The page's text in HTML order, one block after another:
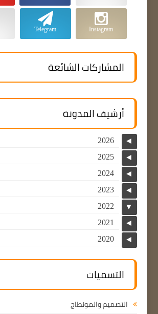
Instagram
Telegram
المشاركات الشائعة
أرشيف المدونة
◄
2026
◄
2025
◄
2024
◄
2023
▼
2022
◄
2021
◄
2020
التسميات
التصميم والمونطاج